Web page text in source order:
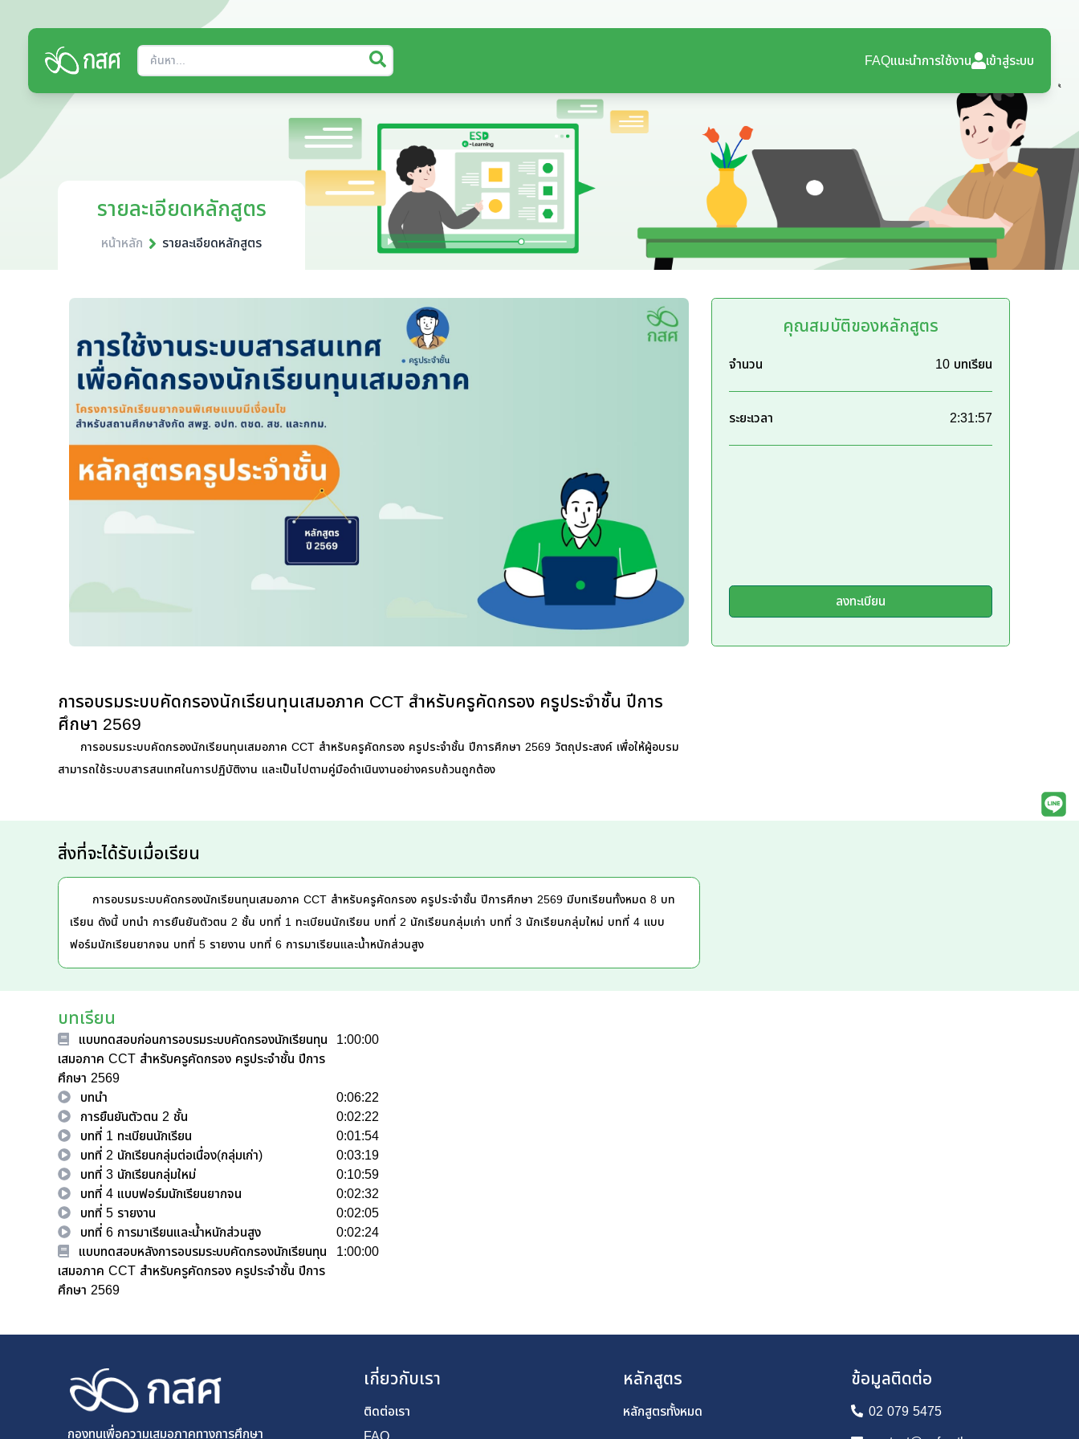
FAQแนะนำการใช้งาน เข้าสู่ระบบ
รายละเอียดหลักสูตร
หน้าหลัก รายละเอียดหลักสูตร
คุณสมบัติของหลักสูตร
จำนวน 10 บทเรียน
ระยะเวลา 2:31:57
ลงทะเบียน
การอบรมระบบคัดกรองนักเรียนทุนเสมอภาค CCT สำหรับครูคัดกรอง ครูประจำชั้น ปีการ
ศึกษา 2569
การอบรมระบบคัดกรองนักเรียนทุนเสมอภาค CCT สำหรับครูคัดกรอง ครูประจำชั้น ปีการศึกษา 2569 วัตถุประสงค์ เพื่อให้ผู้อบรม
สามารถใช้ระบบสารสนเทศในการปฏิบัติงาน และเป็นไปตามคู่มือดำเนินงานอย่างครบถ้วนถูกต้อง
สิ่งที่จะได้รับเมื่อเรียน
การอบรมระบบคัดกรองนักเรียนทุนเสมอภาค CCT สำหรับครูคัดกรอง ครูประจำชั้น ปีการศึกษา 2569 มีบทเรียนทั้งหมด 8 บท
เรียน ดังนี้ บทนำ การยืนยันตัวตน 2 ชั้น บทที่ 1 ทะเบียนนักเรียน บทที่ 2 นักเรียนกลุ่มเก่า บทที่ 3 นักเรียนกลุ่มใหม่ บทที่ 4 แบบ
ฟอร์มนักเรียนยากจน บทที่ 5 รายงาน บทที่ 6 การมาเรียนและน้ำหนักส่วนสูง
บทเรียน
แบบทดสอบก่อนการอบรมระบบคัดกรองนักเรียนทุน
เสมอภาค CCT สำหรับครูคัดกรอง ครูประจำชั้น ปีการ
ศึกษา 2569
1:00:00
บทนำ
0:06:22
การยืนยันตัวตน 2 ชั้น
0:02:22
บทที่ 1 ทะเบียนนักเรียน
0:01:54
บทที่ 2 นักเรียนกลุ่มต่อเนื่อง(กลุ่มเก่า)
0:03:19
บทที่ 3 นักเรียนกลุ่มใหม่
0:10:59
บทที่ 4 แบบฟอร์มนักเรียนยากจน
0:02:32
บทที่ 5 รายงาน
0:02:05
บทที่ 6 การมาเรียนและน้ำหนักส่วนสูง
0:02:24
แบบทดสอบหลังการอบรมระบบคัดกรองนักเรียนทุน
เสมอภาค CCT สำหรับครูคัดกรอง ครูประจำชั้น ปีการ
ศึกษา 2569
1:00:00
กองทุนเพื่อความเสมอภาคทางการศึกษา
เกี่ยวกับเรา
ติดต่อเรา
หลักสูตร
หลักสูตรทั้งหมด
ข้อมูลติดต่อ
02 079 5475